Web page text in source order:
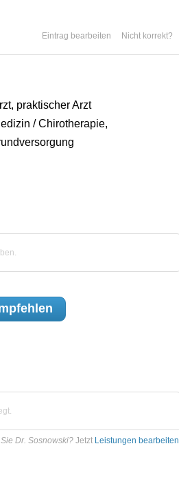
Nicht korrekt?
Eintrag bearbeiten
praktischer Arzt
/ Chirotherapie,
Dr. Sosnowski? Jetzt Leistungen bearbeiten